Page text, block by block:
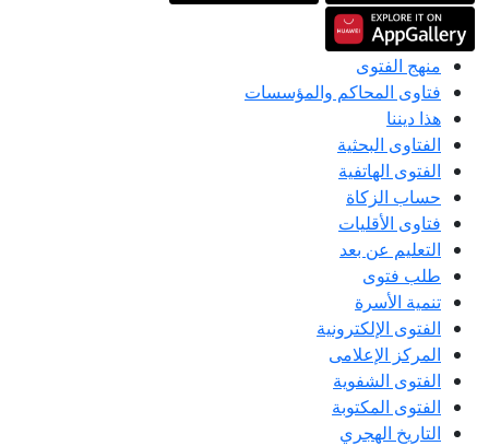
منهج الفتوى
فتاوى المحاكم والمؤسسات
هذا ديننا
الفتاوى البحثية
الفتوى الهاتفية
حساب الزكاة
فتاوى الأقليات
التعليم عن بعد
طلب فتوى
تنمية الأسرة
الفتوى الإلكترونية
المركز الإعلامى
الفتوى الشفوية
الفتوى المكتوبة
التاريخ الهجري